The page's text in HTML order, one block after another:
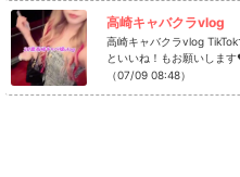
高崎キャバクラvlog
高崎キャバクラvlog
といいね！もお願いしま
（07/09 08:48）